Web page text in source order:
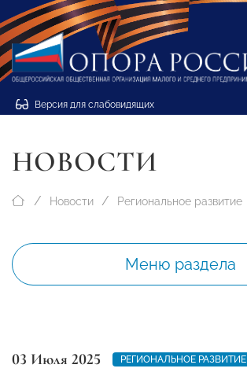
Версия для слабовидящих
НОВОСТИ
Новости Региональное развитие
Меню раздела
03 Июля 2025
РЕГИОНАЛЬНОЕ РАЗВИТИЕ